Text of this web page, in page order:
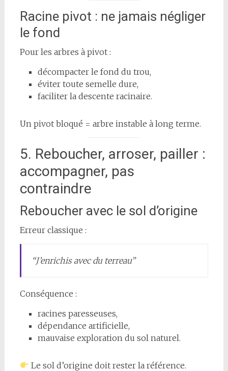
Racine pivot : ne jamais négliger
le fond
Pour les arbres à pivot :
décompacter le fond du trou,
éviter toute semelle dure,
faciliter la descente racinaire.
Un pivot bloqué = arbre instable à long terme.
5. Reboucher, arroser, pailler :
accompagner, pas
contraindre
Reboucher avec le sol d’origine
Erreur classique :
“J’enrichis avec du terreau”
Conséquence :
racines paresseuses,
dépendance artificielle,
mauvaise exploration du sol naturel.
Le sol d’origine doit rester la référence.